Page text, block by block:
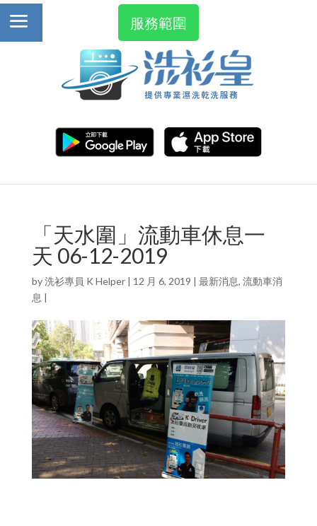
服務範圍
「天水圍」流動車休息一
天 06-12-2019
by洗衫專員 K Helper| 12 月 6, 2019 | 最新消息, 流動車消
息 |